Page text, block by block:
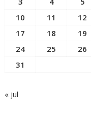
10
11 12
17
18 19
24
25 26
31
« jul